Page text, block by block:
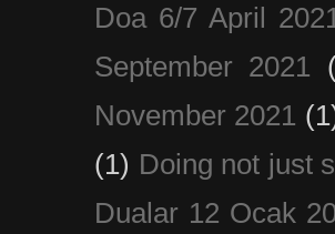
Doa 6/7 April 2021
September 2021
November 2021
(1) Doing not just
Dualar 12 Ocak